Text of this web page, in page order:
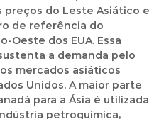
do Leste Asiático e
de referência do
Oeste dos EUA. Essa
a demanda pelo
mercados asiáticos
Unidos. A maior parte
para a Ásia é utilizada
petroquímica,